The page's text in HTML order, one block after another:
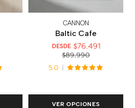
CANNON
Baltic Cafe
DESDE $76.491
$89.990
5.0
VER OPCIONES